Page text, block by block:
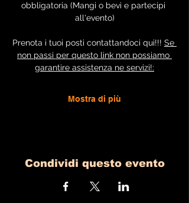
obbligatoria (Mangi o bevi e partecipi
all'evento)
Prenota i tuoi posti contattandoci qui!!! Se
non passi per questo link non possiamo
garantire assistenza ne servizi!:
Mostra di più
Condividi questo evento